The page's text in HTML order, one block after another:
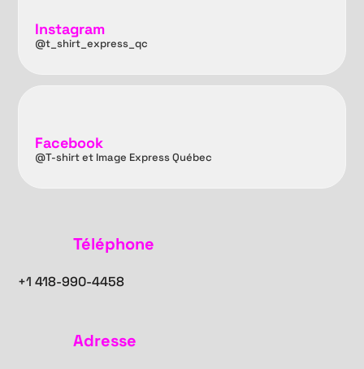
Instagram
@t_shirt_express_qc
Facebook
@T-shirt et Image Express Québec
Téléphone
+1418-990-4458
Adresse